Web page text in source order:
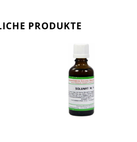
PRODUKTE